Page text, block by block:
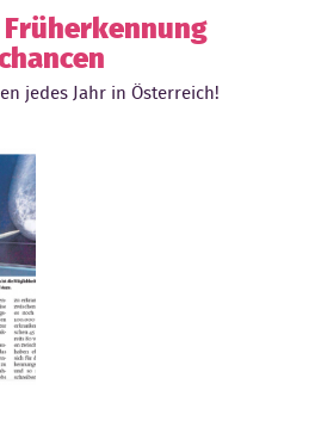
Früherkennung
jedes Jahr in Österreich!